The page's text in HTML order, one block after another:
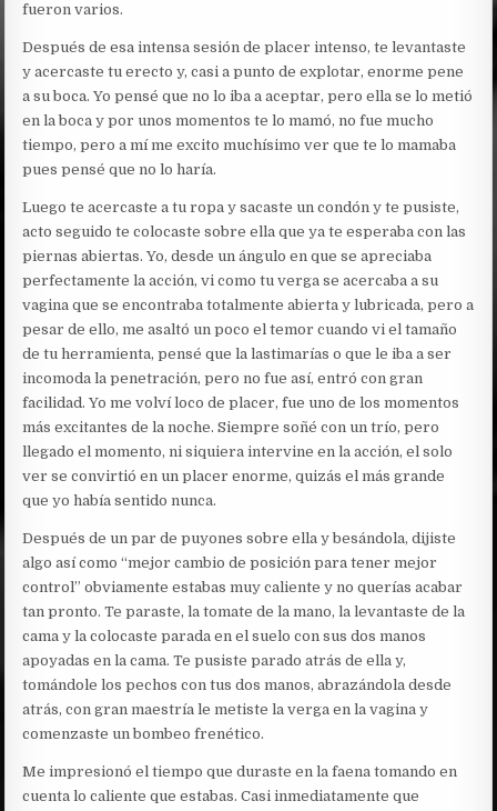
fueron varios.
Después de esa intensa sesión de placer intenso, te levantaste
y acercaste tu erecto y, casi a punto de explotar, enorme pene
a su boca. Yo pensé que no lo iba a aceptar, pero ella se lo metió
en la boca y por unos momentos te lo mamó, no fue mucho
tiempo, pero a mí me excito muchísimo ver que te lo mamaba
pues pensé que no lo haría.
Luego te acercaste a tu ropa y sacaste un condón y te pusiste,
acto seguido te colocaste sobre ella que ya te esperaba con las
piernas abiertas. Yo, desde un ángulo en que se apreciaba
perfectamente la acción, vi como tu verga se acercaba a su
vagina que se encontraba totalmente abierta y lubricada, pero a
pesar de ello, me asaltó un poco el temor cuando vi el tamaño
de tu herramienta, pensé que la lastimarías o que le iba a ser
incomoda la penetración, pero no fue así, entró con gran
facilidad. Yo me volví loco de placer, fue uno de los momentos
más excitantes de la noche. Siempre soñé con un trío, pero
llegado el momento, ni siquiera intervine en la acción, el solo
ver se convirtió en un placer enorme, quizás el más grande
que yo había sentido nunca.
Después de un par de puyones sobre ella y besándola, dijiste
algo así como “mejor cambio de posición para tener mejor
control” obviamente estabas muy caliente y no querías acabar
tan pronto. Te paraste, la tomate de la mano, la levantaste de la
cama y la colocaste parada en el suelo con sus dos manos
apoyadas en la cama. Te pusiste parado atrás de ella y,
tomándole los pechos con tus dos manos, abrazándola desde
atrás, con gran maestría le metiste la verga en la vagina y
comenzaste un bombeo frenético.
Me impresionó el tiempo que duraste en la faena tomando en
cuenta lo caliente que estabas. Casi inmediatamente que